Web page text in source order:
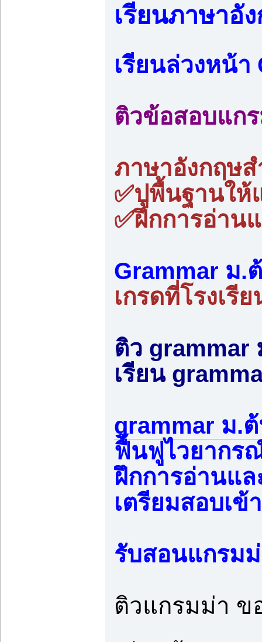
เรียนภาษาอั
เรียนล่วงหน้
ติวข้อสอบแก
ภาษาอังกฤษ
✅ปูพื้นฐานให้
✅ฝึกการอ่าน
Grammar ม.
เกรดที่โรงเรีย
ติว
เรียน
grammar ม.
ฟื้นฟูไวยากร
ฝึกการอ่านแ
เตรียมสอบเ
รับสอนแกรม
ติวแกรมม่า